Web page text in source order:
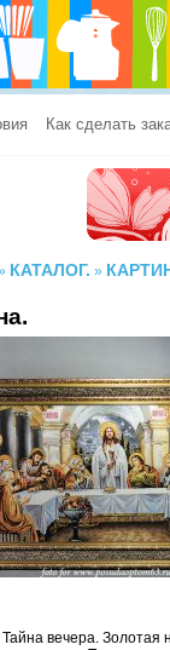
Как сделать
КАТАЛОГ. »
вечера. Золотая